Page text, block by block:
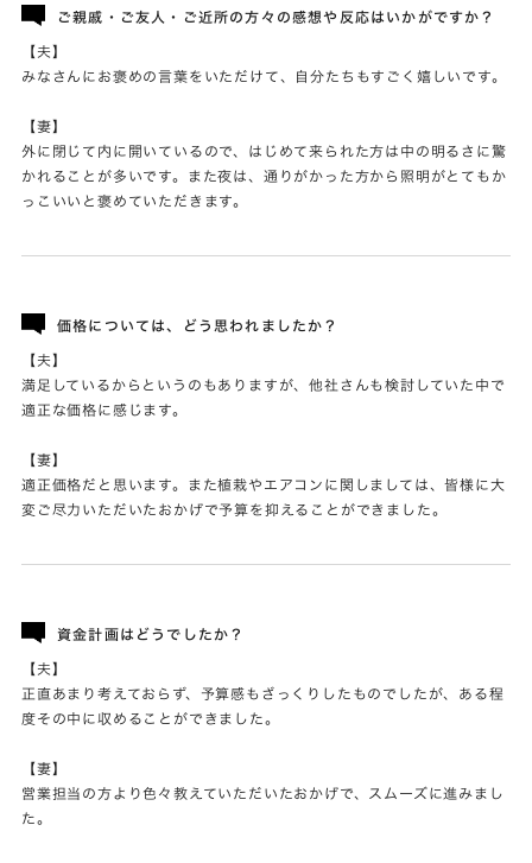
ご親戚・ご友人・ご近所の方々の感想や反応はいかがですか？
【夫】
みなさんにお褒めの言葉をいただけて、自分たちもすごく嬉しいです。
【妻】
外に閉じて内に開いているので、はじめて来られた方は中の明るさに驚
かれることが多いです。また夜は、通りがかった方から照明がとてもか
っこいいと褒めていただきます。
価格については、どう思われましたか？
【夫】
満足しているからというのもありますが、他社さんも検討していた中で
適正な価格に感じます。
【妻】
適正価格だと思います。また植栽やエアコンに関しましては、皆様に大
変ご尽力いただいたおかげで予算を抑えることができました。
資金計画はどうでしたか？
【夫】
正直あまり考えておらず、予算感もざっくりしたものでしたが、ある程
度その中に収めることができました。
【妻】
営業担当の方より色々教えていただいたおかげで、スムーズに進みまし
た。